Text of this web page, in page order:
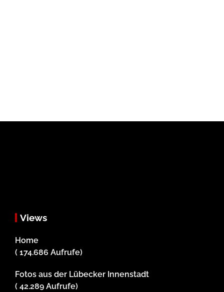
Views
Home
( 174.686 Aufrufe)
Fotos aus der Lübecker Innenstadt
( 42.289 Aufrufe)